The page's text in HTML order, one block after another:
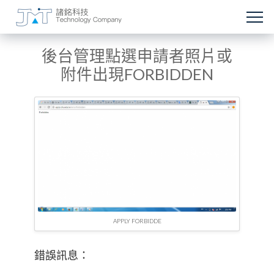
後台管理點選申請者照片或
附件出現FORBIDDEN
APPLY FORBIDDE
錯誤訊息：